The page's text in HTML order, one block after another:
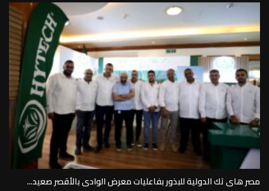
مصر هاى تك الدولية للبذور بفاعليات معرض الوادى بالأقصر صعيد...